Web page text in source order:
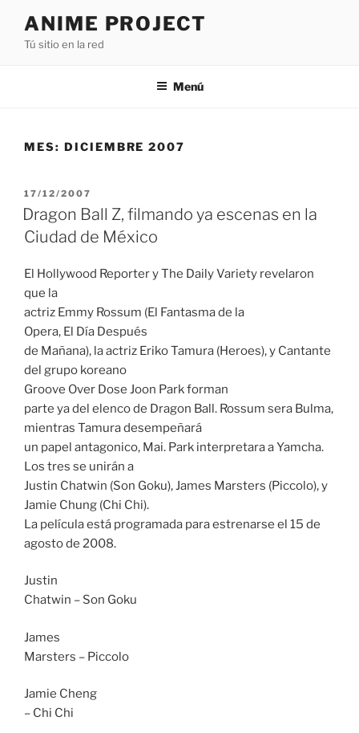
contenido
ANIME PROJECT
Tú sitio en la red
Menú
MES: DICIEMBRE 2007
PUBLICADO
EL
17/12/2007
Dragon Ball Z, filmando ya escenas en la
Ciudad de México
El Hollywood Reporter y The Daily Variety revelaron
que la
actriz Emmy Rossum (El Fantasma de la
Opera, El Día Después
de Mañana), la actriz Eriko Tamura (Heroes), y Cantante
del grupo koreano
Groove Over Dose Joon Parkforman
parte ya del elenco de Dragon Ball. Rossum sera Bulma,
mientras Tamura desempeñará
un papel antagonico, Mai. Park interpretara a Yamcha.
Los tres se unirán a
Justin Chatwin (Son Goku), James Marsters (Piccolo), y
Jamie Chung (Chi Chi).
La película está programada para estrenarse el 15 de
agosto de 2008.
Justin
Chatwin – Son Goku
James
Marsters – Piccolo
Jamie Cheng
– Chi Chi